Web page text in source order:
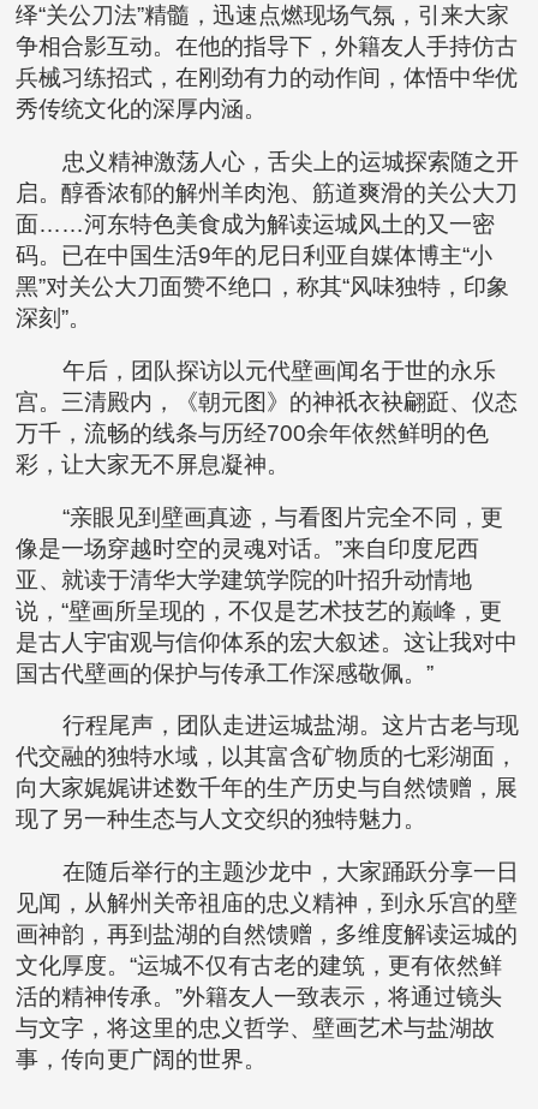
绎“关公刀法”精髓，迅速点燃现场气氛，引来大家
争相合影互动。在他的指导下，外籍友人手持仿古
兵械习练招式，在刚劲有力的动作间，体悟中华优
秀传统文化的深厚内涵。
忠义精神激荡人心，舌尖上的运城探索随之开
启。醇香浓郁的解州羊肉泡、筋道爽滑的关公大刀
面……河东特色美食成为解读运城风土的又一密
码。已在中国生活9年的尼日利亚自媒体博主“小
黑”对关公大刀面赞不绝口，称其“风味独特，印象
深刻”。
午后，团队探访以元代壁画闻名于世的永乐
宫。三清殿内，《朝元图》的神祇衣袂翩跹、仪态
万千，流畅的线条与历经700余年依然鲜明的色
彩，让大家无不屏息凝神。
“亲眼见到壁画真迹，与看图片完全不同，更
像是一场穿越时空的灵魂对话。”来自印度尼西
亚、就读于清华大学建筑学院的叶招升动情地
说，“壁画所呈现的，不仅是艺术技艺的巅峰，更
是古人宇宙观与信仰体系的宏大叙述。这让我对中
国古代壁画的保护与传承工作深感敬佩。”
行程尾声，团队走进运城盐湖。这片古老与现
代交融的独特水域，以其富含矿物质的七彩湖面，
向大家娓娓讲述数千年的生产历史与自然馈赠，展
现了另一种生态与人文交织的独特魅力。
在随后举行的主题沙龙中，大家踊跃分享一日
见闻，从解州关帝祖庙的忠义精神，到永乐宫的壁
画神韵，再到盐湖的自然馈赠，多维度解读运城的
文化厚度。“运城不仅有古老的建筑，更有依然鲜
活的精神传承。”外籍友人一致表示，将通过镜头
与文字，将这里的忠义哲学、壁画艺术与盐湖故
事，传向更广阔的世界。